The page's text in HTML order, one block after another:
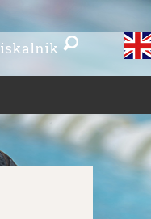
iskalnik